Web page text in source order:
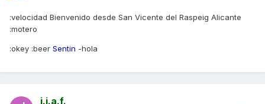
:velocidad Bienvenido desde San Vicente del Raspeig Alicante
:motero
:okey :beer Sentin -hola
j.j.a.f.